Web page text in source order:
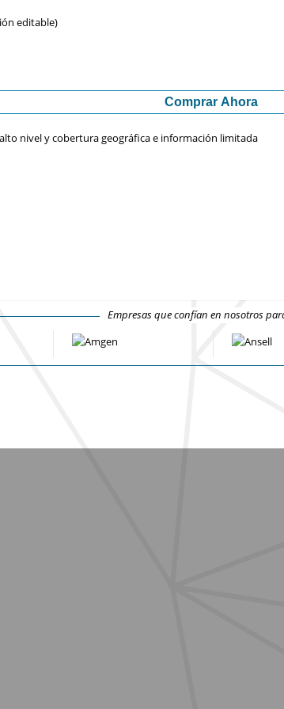
editable)
Comprar Ahora
nivel y cobertura geográfica e información limitada
Empresas que confían en nosotros